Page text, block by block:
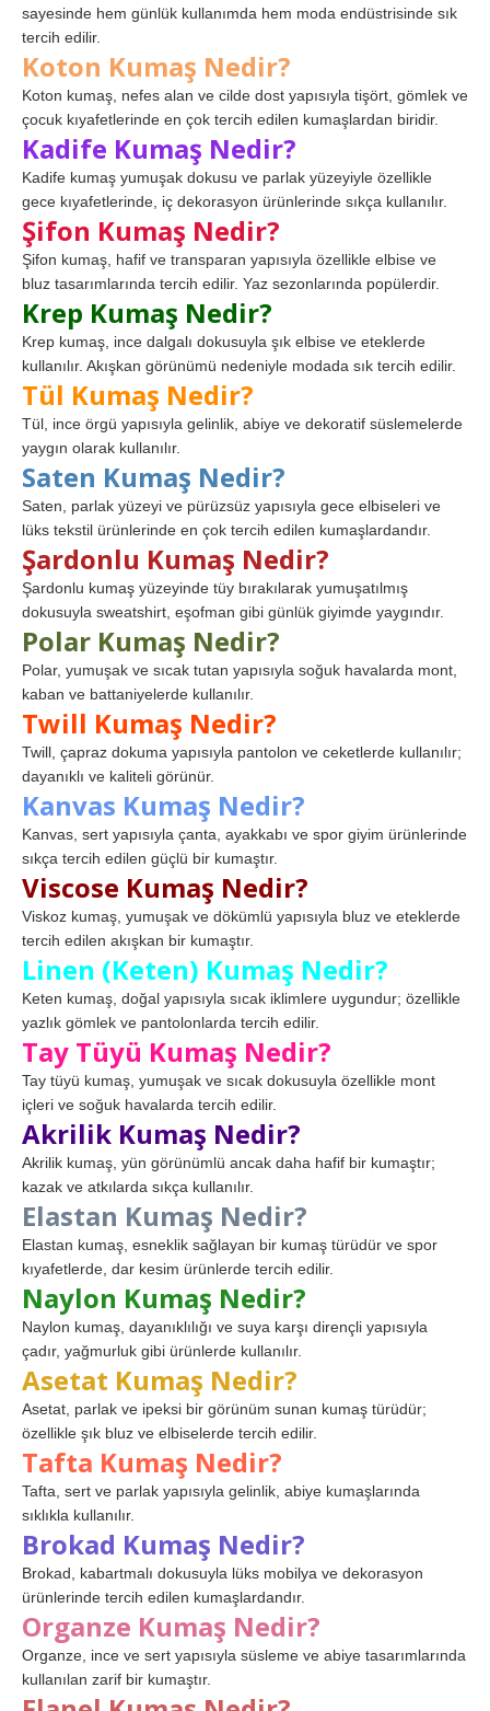
sayesinde hem günlük kullanımda hem moda endüstrisinde sık
tercih edilir.
Koton Kumaş Nedir?
Koton kumaş, nefes alan ve cilde dost yapısıyla tişört, gömlek ve
çocuk kıyafetlerinde en çok tercih edilen kumaşlardan biridir.
Kadife Kumaş Nedir?
Kadife kumaş yumuşak dokusu ve parlak yüzeyiyle özellikle
gece kıyafetlerinde, iç dekorasyon ürünlerinde sıkça kullanılır.
Şifon Kumaş Nedir?
Şifon kumaş, hafif ve transparan yapısıyla özellikle elbise ve
bluz tasarımlarında tercih edilir. Yaz sezonlarında popülerdir.
Krep Kumaş Nedir?
Krep kumaş, ince dalgalı dokusuyla şık elbise ve eteklerde
kullanılır. Akışkan görünümü nedeniyle modada sık tercih edilir.
Tül Kumaş Nedir?
Tül, ince örgü yapısıyla gelinlik, abiye ve dekoratif süslemelerde
yaygın olarak kullanılır.
Saten Kumaş Nedir?
Saten, parlak yüzeyi ve pürüzsüz yapısıyla gece elbiseleri ve
lüks tekstil ürünlerinde en çok tercih edilen kumaşlardandır.
Şardonlu Kumaş Nedir?
Şardonlu kumaş yüzeyinde tüy bırakılarak yumuşatılmış
dokusuyla sweatshirt, eşofman gibi günlük giyimde yaygındır.
Polar Kumaş Nedir?
Polar, yumuşak ve sıcak tutan yapısıyla soğuk havalarda mont,
kaban ve battaniyelerde kullanılır.
Twill Kumaş Nedir?
Twill, çapraz dokuma yapısıyla pantolon ve ceketlerde kullanılır;
dayanıklı ve kaliteli görünür.
Kanvas Kumaş Nedir?
Kanvas, sert yapısıyla çanta, ayakkabı ve spor giyim ürünlerinde
sıkça tercih edilen güçlü bir kumaştır.
Viscose Kumaş Nedir?
Viskoz kumaş, yumuşak ve dökümlü yapısıyla bluz ve eteklerde
tercih edilen akışkan bir kumaştır.
Linen (Keten) Kumaş Nedir?
Keten kumaş, doğal yapısıyla sıcak iklimlere uygundur; özellikle
yazlık gömlek ve pantolonlarda tercih edilir.
Tay Tüyü Kumaş Nedir?
Tay tüyü kumaş, yumuşak ve sıcak dokusuyla özellikle mont
içleri ve soğuk havalarda tercih edilir.
Akrilik Kumaş Nedir?
Akrilik kumaş, yün görünümlü ancak daha hafif bir kumaştır;
kazak ve atkılarda sıkça kullanılır.
Elastan Kumaş Nedir?
Elastan kumaş, esneklik sağlayan bir kumaş türüdür ve spor
kıyafetlerde, dar kesim ürünlerde tercih edilir.
Naylon Kumaş Nedir?
Naylon kumaş, dayanıklılığı ve suya karşı dirençli yapısıyla
çadır, yağmurluk gibi ürünlerde kullanılır.
Asetat Kumaş Nedir?
Asetat, parlak ve ipeksi bir görünüm sunan kumaş türüdür;
özellikle şık bluz ve elbiselerde tercih edilir.
Tafta Kumaş Nedir?
Tafta, sert ve parlak yapısıyla gelinlik, abiye kumaşlarında
sıklıkla kullanılır.
Brokad Kumaş Nedir?
Brokad, kabartmalı dokusuyla lüks mobilya ve dekorasyon
ürünlerinde tercih edilen kumaşlardandır.
Organze Kumaş Nedir?
Organze, ince ve sert yapısıyla süsleme ve abiye tasarımlarında
kullanılan zarif bir kumaştır.